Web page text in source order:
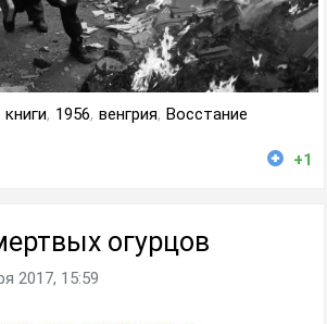
книги, 1956, венгрия, Восстание
+1
огурцов
2017, 15:59